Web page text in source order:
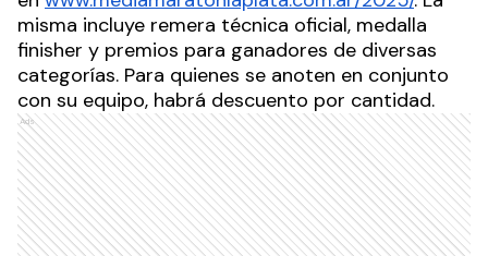
misma incluye remera técnica oficial, medalla
finisher y premios para ganadores de diversas
categorías. Para quienes se anoten en conjunto
con su equipo, habrá descuento por cantidad.
Ads